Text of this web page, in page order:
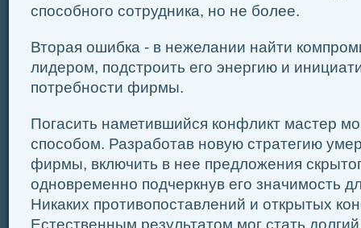
способного сотрудника, но не более.
Вторая ошибка - в нежелании найти
лидером, подстроить его энергию и
потребности фирмы.
Погасить наметившийся конфликт мастер
способом. Разработав новую стратегию
фирмы, включить в нее предложения
одновременно подчеркнув его значимость
Никаких противопоставлений и открытых
Естественным результатом мог стать